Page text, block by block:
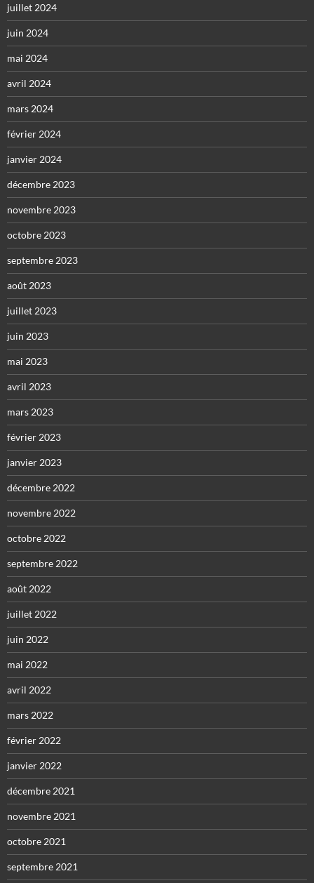
juillet 2024
juin 2024
mai 2024
avril 2024
mars 2024
février 2024
janvier 2024
décembre 2023
novembre 2023
octobre 2023
septembre 2023
août 2023
juillet 2023
juin 2023
mai 2023
avril 2023
mars 2023
février 2023
janvier 2023
décembre 2022
novembre 2022
octobre 2022
septembre 2022
août 2022
juillet 2022
juin 2022
mai 2022
avril 2022
mars 2022
février 2022
janvier 2022
décembre 2021
novembre 2021
octobre 2021
septembre 2021